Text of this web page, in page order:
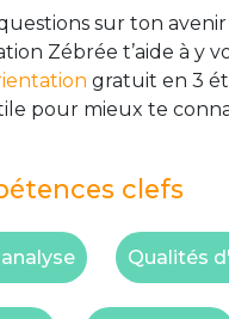
sur ton avenir
Zébrée t’aide à y
gratuit en 3
pour mieux te
clefs
Qualités